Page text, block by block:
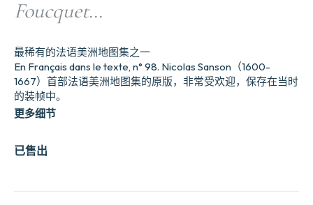
Foucquet…
已售出
最稀有的法语美洲地图集之一
En Français dans le texte, n° 98. Nicolas Sanson（1600-
1667）首部法语美洲地图集的原版，非常受欢迎，保存在当时
的装帧中。
更多细节